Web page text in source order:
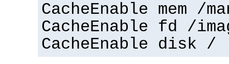
CacheEnable mem /
CacheEnable fd /
CacheEnable disk /